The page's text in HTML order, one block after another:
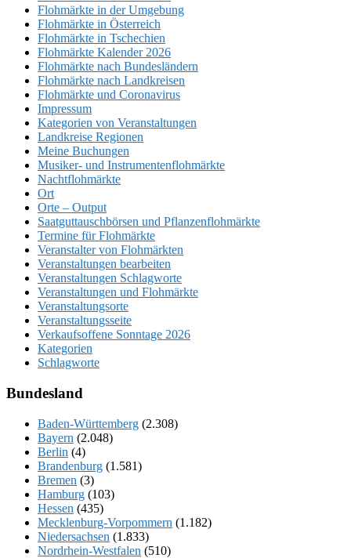
Flohmärkte in der Umgebung
Flohmärkte in Österreich
Flohmärkte in Tschechien
Flohmärkte Kalender 2026
Flohmärkte nach Bundesländern
Flohmärkte nach Landkreisen
Flohmärkte und Coronavirus
Impressum
Kategorien von Veranstaltungen
Landkreise Regionen
Meine Buchungen
Musiker- und Instrumentenflohmärkte
Nachtflohmärkte
Ort
Orte – Output
Saatguttauschbörsen und Pflanzenflohmärkte
Termine für Flohmärkte
Veranstalter von Flohmärkten
Veranstaltungen bearbeiten
Veranstaltungen Schlagworte
Veranstaltungen und Flohmärkte
Veranstaltungsorte
Veranstaltungsseite
Verkaufsoffene Sonntage 2026
Kategorien
Schlagworte
Bundesland
Baden-Württemberg (2.308)
Bayern (2.048)
Berlin (4)
Brandenburg (1.581)
Bremen (3)
Hamburg (103)
Hessen (435)
Mecklenburg-Vorpommern (1.182)
Niedersachsen (1.833)
Nordrhein-Westfalen (510)